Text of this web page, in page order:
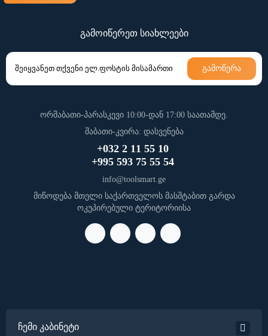
გამოიწერეთ სიახლეები
გამოწერა
ორშაბათი-პარასკევი 10:00-დან 17:00 საათამდე.
შაბათი-კვირა: დასვენება
+032 2 11 55 10
+995 593 75 55 54
info@toolsmart.ge
მიწოდება მთელი საქართველოს მასშტაბით გარდა
ოკუპირებული ტერიტორიისა
ჩემი კაბინეტი